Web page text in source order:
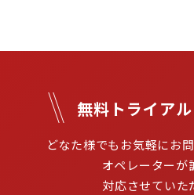
無料トライア
どなた様でもお気軽にお
オペレーターが
対応させていた